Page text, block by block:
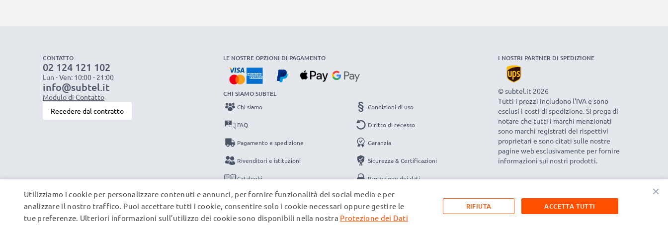
CONTATTO
02 124 121 102
Lun - Ven: 10:00 - 21:00
info@subtel.it
Modulo di Contatto
Recedere dal contratto
LE NOSTRE OPZIONI DI PAGAMENTO
CHI SIAMO SUBTEL
Chi siamo
FAQ
Pagamento e spedizione
Rivenditori e istituzioni
Cataloghi
Contatti
Condizioni di uso
Diritto di recesso
Garanzia
Sicurezza & Certificazioni
Protezione dei dati
Note legali
I NOSTRI PARTNER DI SPEDIZIONE
© subtel.it 2026
Tutti i prezzi includono l'IVA e sono
esclusi i costi di spedizione. Si prega di
notare che tutti i marchi menzionati
sono marchi registrati dei rispettivi
proprietari e sono citati sulle nostre
pagine web esclusivamente per fornire
informazioni sui nostri prodotti.
×
Utilizziamo i cookie per personalizzare contenuti e annunci, per fornire funzionalità dei social media e per
analizzare il nostro traffico. Puoi accettare tutti i cookie, consentire solo i cookie necessari oppure gestire le
tue preferenze. Ulteriori informazioni sull’utilizzo dei cookie sono disponibili nella nostra Protezione dei Dati
ACCETTA TUTTI
RIFIUTA